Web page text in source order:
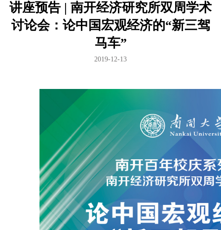
讲座预告 | 南开经济研究所双周学术
讨论会：论中国宏观经济的“新三驾
马车”
2019-12-13